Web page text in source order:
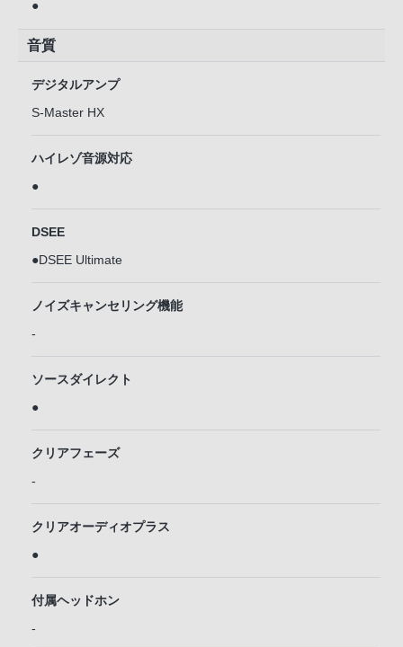
●
音質
デジタルアンプ
S-Master HX
ハイレゾ音源対応
●
DSEE
●DSEE Ultimate
ノイズキャンセリング機能
-
ソースダイレクト
●
クリアフェーズ
-
クリアオーディオプラス
●
付属ヘッドホン
-